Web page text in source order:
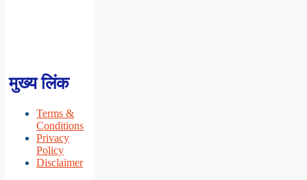
मुख्य लिंक
Terms &
Conditions
Privacy
Policy
Disclaimer